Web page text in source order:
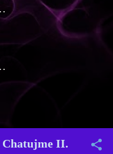
II.